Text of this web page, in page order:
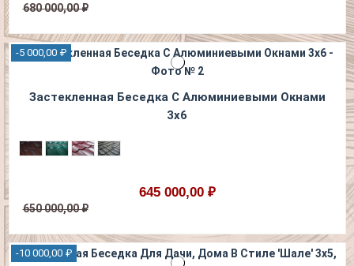
680 000,00 ₽
-5 000,00 ₽
Застекленная Беседка С Алюминиевыми Окнами
3х6
645 000,00 ₽
650 000,00 ₽
-10 000,00 ₽